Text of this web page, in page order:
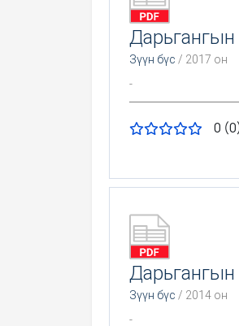
Зүүн бүс / 2017 он
-
0
Зүүн бүс / 2014 он
-